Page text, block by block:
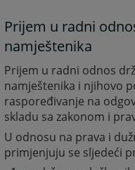
Prijem u radni
namještenika
Prijem u radni odnos
namještenika i njihovo
raspoređivanje na
skladu sa zakonom i
U odnosu na prava i
primjenjuju se sljedeći